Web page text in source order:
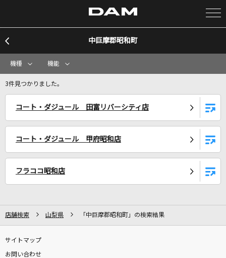
カラオケ検索
リアルタイムで歌われている曲の一覧
つじあやの
ゆけむり魂温泉II
魂音泉
中巨摩郡昭和町
機種 機能
3件見つかりました。
コート・ダジュール 田富リバーシティ店
コート・ダジュール 甲府昭和店
フラココ昭和店
店舗検索 山梨県 「中巨摩郡昭和町」の検索結果
サイトマップ
お問い合わせ